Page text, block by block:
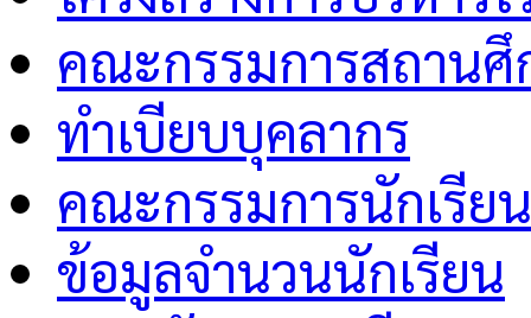
คณะกรรมการสถาน
ทำเบียบบุคลากร
คณะกรรมการนักเรียน
ข้อมูลจำนวนนักเรียน